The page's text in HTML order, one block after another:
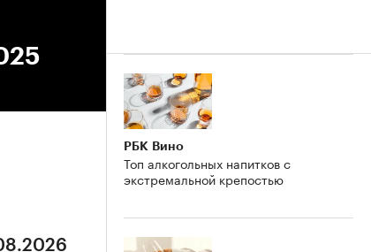
РБК Вино
Топ алкогольных напитков с
экстремальной крепостью